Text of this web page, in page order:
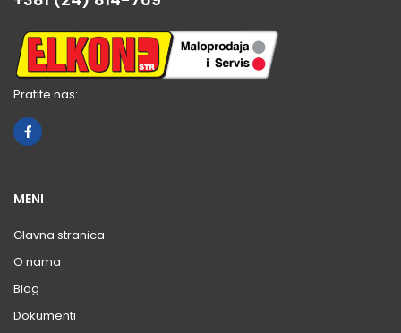
Pratite nas:
MENI
Glavna stranica
O nama
Blog
Dokumenti